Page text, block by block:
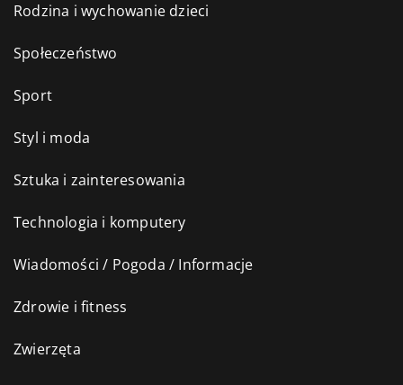
Rodzina i wychowanie dzieci
Społeczeństwo
Sport
Styl i moda
Sztuka i zainteresowania
Technologia i komputery
Wiadomości / Pogoda / Informacje
Zdrowie i fitness
Zwierzęta